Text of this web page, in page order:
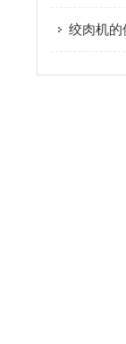
绞肉机的